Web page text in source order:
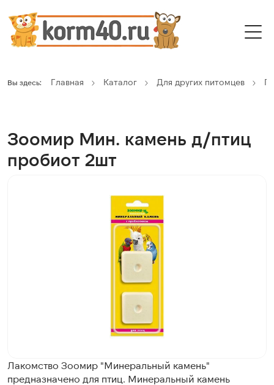
Вы здесь: Главная Каталог Для других питомцев
Зоомир Мин. камень д/птиц
пробиот 2шт
Лакомство Зоомир "Минеральный камень"
предназначено для птиц. Минеральный камень